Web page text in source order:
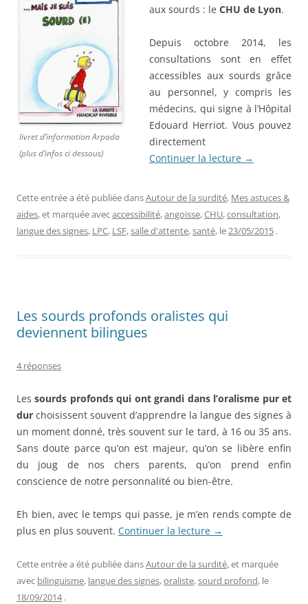
livret d’information Arpada
(plus d’infos ci dessous)
aux sourds : le CHU de Lyon.
Depuis octobre 2014, les
consultations sont en effet
accessibles aux sourds grâce
au personnel, y compris les
médecins, qui signe à l’Hôpital
Edouard Herriot. Vous pouvez
directement
Continuer la lecture →
Cette entrée a été publiée dansAutour de la surdité, Mes astuces &
aides, et marquée avecaccessibilité,angoisse,CHU,consultation,
langue des signes, LPC, LSF,salle d'attente,santé, le23/05/2015 .
Les sourds profonds oralistes qui
deviennent bilingues
4 réponses
Lessourds profonds qui ont grandi dans l’oralisme pur et
dur choisissent souvent d’apprendre la langue des signes à
un moment donné, très souvent sur le tard, à 16 ou 35 ans.
Sans doute parce qu’on est majeur, qu’on se libère enfin
du joug de nos chers parents, qu’on prend enfin
conscience de notre personnalité ou bien-être.
Eh bien, avec le temps qui passe, je m’en rends compte de
plus en plus souvent. Continuer la lecture →
Cette entrée a été publiée dansAutour de la surdité, et marquée
avec bilinguisme, langue des signes,oraliste,sourd profond, le
18/09/2014 .